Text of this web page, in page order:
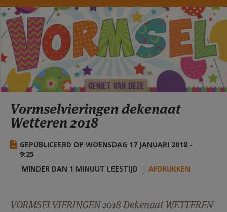
VIERINGEN
SHOP
ZOEKEN
HULP
STARTPAGINA PORTAAL
MIJN PAROCHIE
AANMELDEN OF REGISTREREN
Vormselvieringen dekenaat
Wetteren 2018
GEPUBLICEERD OP WOENSDAG 17 JANUARI 2018 -
9:25
MINDER DAN 1 MINUUT LEESTIJD
AFDRUKKEN
VORMSELVIERINGEN 2018 Dekenaat WETTEREN